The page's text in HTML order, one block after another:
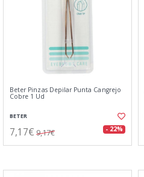
Beter Pinzas Depilar Punta Cangrejo
Cobre 1 Ud
BETER
7,17€ 9,17€ - 22%